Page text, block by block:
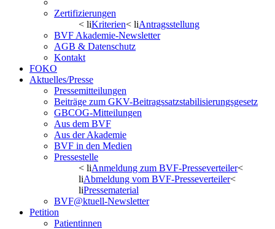
Zertifizierungen
< liKriterien< liAntragsstellung
BVF Akademie-Newsletter
AGB & Datenschutz
Kontakt
FOKO
Aktuelles/Presse
Pressemitteilungen
Beiträge zum GKV-Beitragssatzstabilisierungsgesetz
GBCOG-Mitteilungen
Aus dem BVF
Aus der Akademie
BVF in den Medien
Pressestelle
< liAnmeldung zum BVF-Presseverteiler<
liAbmeldung vom BVF-Presseverteiler<
liPressematerial
BVF@ktuell-Newsletter
Petition
Patientinnen